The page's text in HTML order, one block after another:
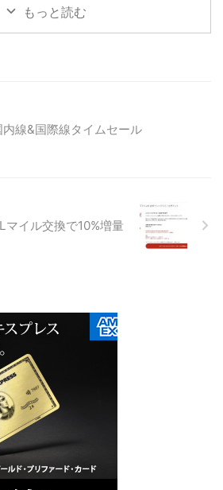
もっと読む
内線&国際線タイムセール
マイル交換で10%増量